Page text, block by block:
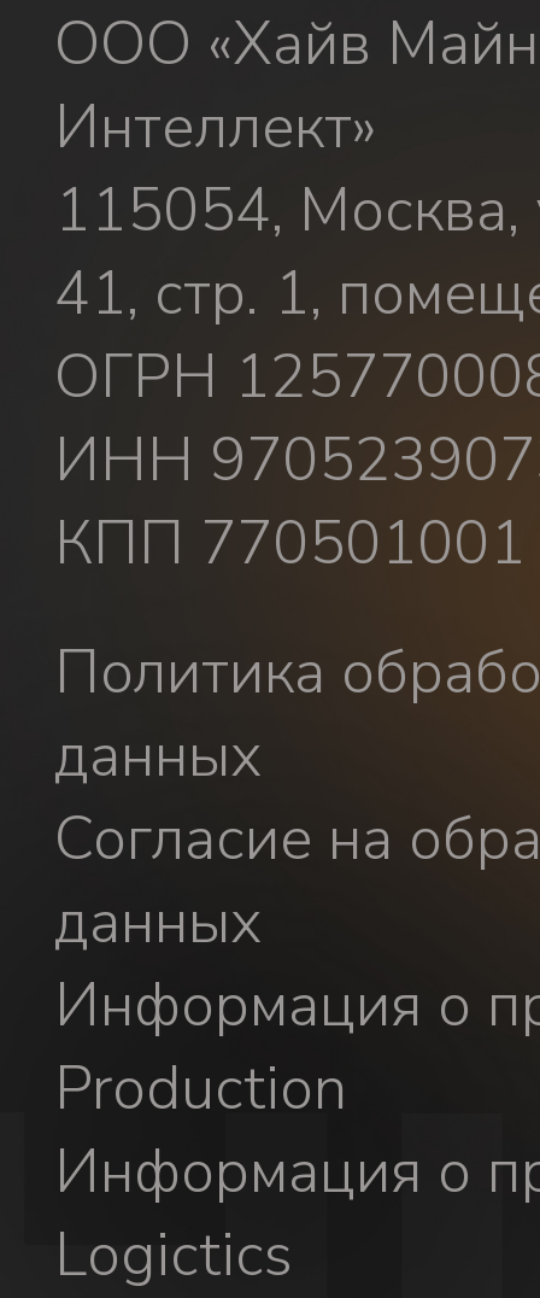
ООО «Хайв
Интеллект»
115054, Москва,
41, стр. 1,
ОГРН
ИНН
КПП 770501001
Политика
данных
Согласие на
данных
Информация о
Production
Информация о
Logictics